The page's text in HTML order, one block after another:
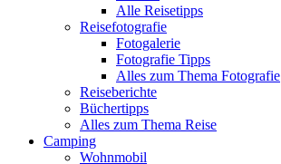
Alle Reisetipps
Reisefotografie
Fotogalerie
Fotografie Tipps
Alles zum Thema Fotografie
Reiseberichte
Büchertipps
Alles zum Thema Reise
Camping
Wohnmobil